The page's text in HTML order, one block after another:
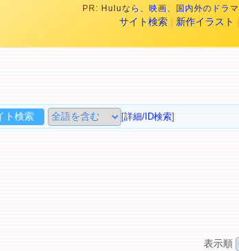
PR: Huluなら、映画、国内外のドラ
サイト検索 | 新作イラスト |
[詳細/ID検索]
表示順